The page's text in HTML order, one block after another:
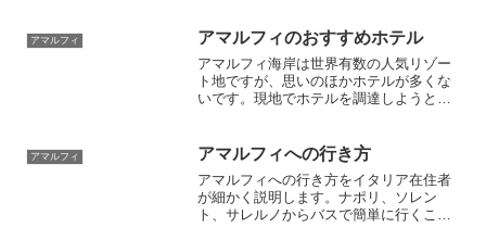
祭壇クリプタ、そしてバロック様式のド
ゥオーモ内部を見学できます。アマルフ
ィに来たらぜひ観光してみてください。
アマルフィ アマルフィのおすすめホテル
アマルフィ海岸は世界有数の人気リゾー
ト地ですが、思いのほかホテルが多くな
いです。現地でホテルを調達しようとす
のホテル予約は必須でしょう。
アマルフィ アマルフィへの行き方
アマルフィへの行き方をイタリア在住者
が細かく説明します。ナポリ、ソレン
ト、サレルノからバスで簡単に行くこと